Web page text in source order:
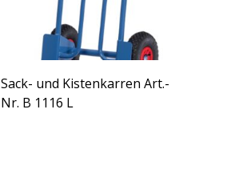
Sack- und Kistenkarren Art.-
Nr. B 1116 L